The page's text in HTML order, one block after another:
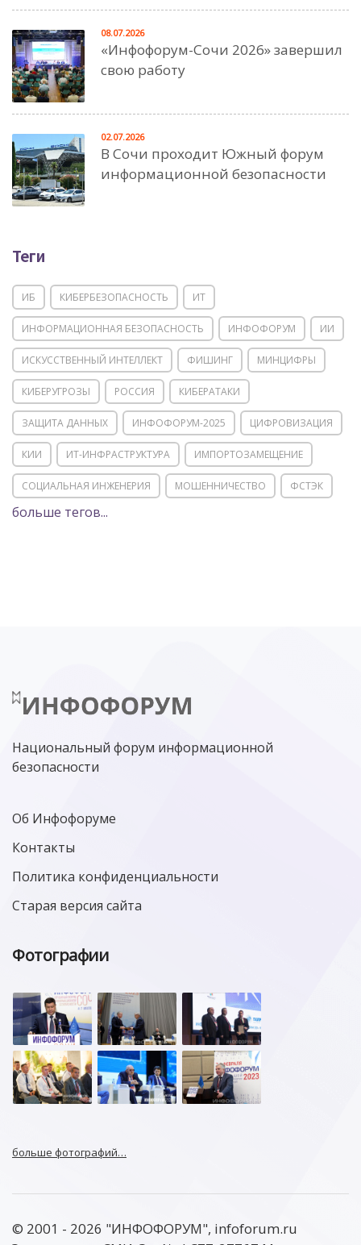
«Инфофорум-Сочи 2026» завершил
свою работу
08.07.2026
В Сочи проходит Южный форум
информационной безопасности
02.07.2026
Теги
ИБ КИБЕРБЕЗОПАСНОСТЬ ИТ
ИНФОРМАЦИОННАЯ БЕЗОПАСНОСТЬ ИНФОФОРУМ ИИ
ИСКУССТВЕННЫЙ ИНТЕЛЛЕКТ ФИШИНГ МИНЦИФРЫ
КИБЕРУГРОЗЫ РОССИЯ КИБЕРАТАКИ
ЗАЩИТА ДАННЫХ ИНФОФОРУМ-2025 ЦИФРОВИЗАЦИЯ
КИИ ИТ-ИНФРАСТРУКТУРА ИМПОРТОЗАМЕЩЕНИЕ
СОЦИАЛЬНАЯ ИНЖЕНЕРИЯ МОШЕННИЧЕСТВО ФСТЭК
POSITIVE TECHNOLOGIES
МИНЦИФРЫ РОССИИ NGFW
больше тегов...
Национальный форум информационной
безопасности
Об Инфофоруме
Контакты
Политика конфиденциальности
Старая версия сайта
Фотографии
больше фотографий…
© 2001 - 2026 "ИНФОФОРУМ", infoforum.ru